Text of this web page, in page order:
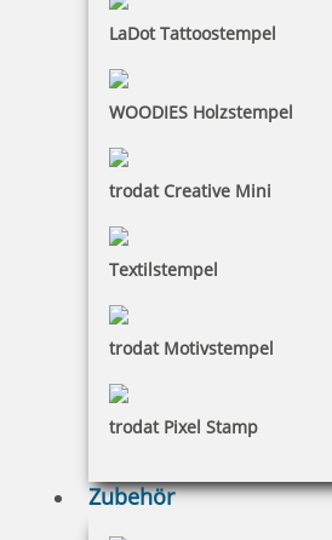
LaDot Tattoostempel
WOODIES Holzstempel
trodat Creative Mini
Textilstempel
trodat Motivstempel
trodat Pixel Stamp
Zubehör
Jetzt gestalten
Trodat Classic Datumstempel
47,29 €